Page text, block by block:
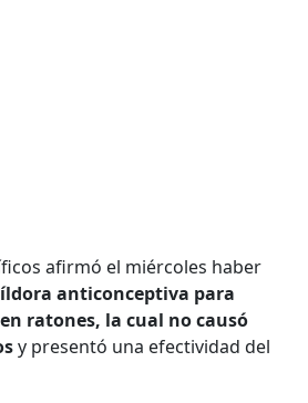
afirmó el miércoles haber
anticonceptiva para
ratones, la cual no causó
y presentó una efectividad del